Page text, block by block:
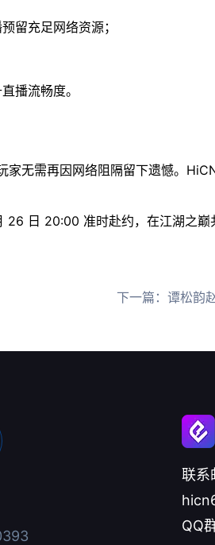
留充足网络资源；
播流畅度。
无需再因网络阻隔留下遗憾。
日 20:00 准时赴约，在江湖之巅
下一篇： 谭松韵
联系
QQ